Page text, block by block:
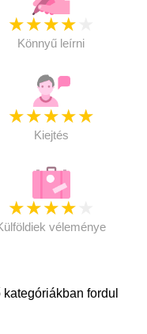
★★★★
Könnyű leírni
★★★★★
Kiejtés
★★★★
véleménye
fordul